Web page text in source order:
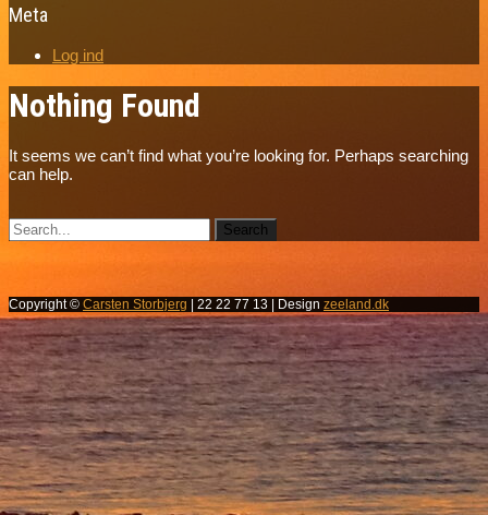
Meta
Log ind
Nothing Found
It seems we can’t find what you’re looking for. Perhaps searching
can help.
Copyright © Carsten Storbjerg | 22 22 77 13 | Design zeeland.dk